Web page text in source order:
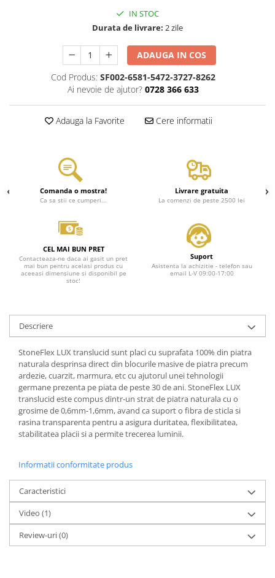
IN STOC
Durata de livrare: 2 zile
ADAUGA IN COS
Cod Produs: SF002-6581-5472-3727-8262
Ai nevoie de ajutor? 0728 366 633
Adauga la Favorite Cere informatii
Comanda o mostra!
Ca sa stii ce cumperi...
Livrare gratuita
La comenzi de peste 2500 lei
CEL MAI BUN PRET
Contacteaza-ne daca ai gasit un pret
mai bun pentru acelasi produs cu
aceeasi dimensiune si disponibil pe
stoc!
Suport
Asistenta la achizitie - telefon sau
email L-V 09:00-17:00
Descriere
StoneFlex LUX translucid sunt placi cu suprafata 100% din piatra
naturala desprinsa direct din blocurile masive de piatra precum
ardezie, cuarzit, marmura, etc cu ajutorul unei tehnologii
germane prezenta pe piata de peste 30 de ani. StoneFlex LUX
translucid este compus dintr-un strat de piatra naturala cu o
grosime de 0,6mm-1,6mm, avand ca suport o fibra de sticla si
rasina transparenta pentru a asigura duritatea, flexibilitatea,
stabilitatea placii si a permite trecerea luminii.
Informatii conformitate produs
Caracteristici
Video (1)
Review-uri(0)